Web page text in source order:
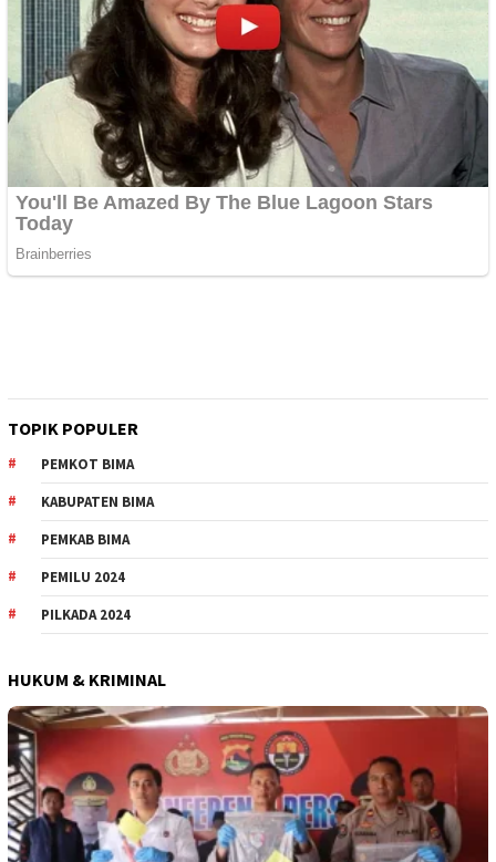
TOPIK POPULER
PEMKOT BIMA
KABUPATEN BIMA
PEMKAB BIMA
PEMILU 2024
PILKADA 2024
HUKUM & KRIMINAL